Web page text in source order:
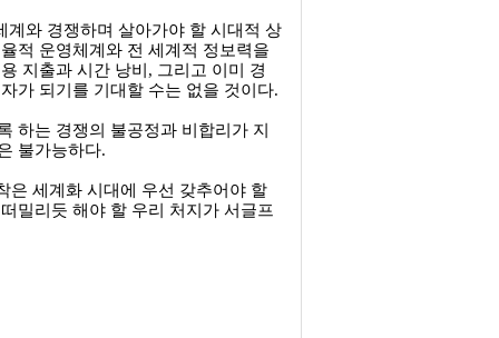
와 경쟁하며 살아가야 할 시대적 상
적 운영체계와 전 세계적 정보력을
지출과 시간 낭비, 그리고 이미 경
가 되기를 기대할 수는 없을 것이다.
하는 경쟁의 불공정과 비합리가 지
불가능하다.
은 세계화 시대에 우선 갖추어야 할
밀리듯 해야 할 우리 처지가 서글프